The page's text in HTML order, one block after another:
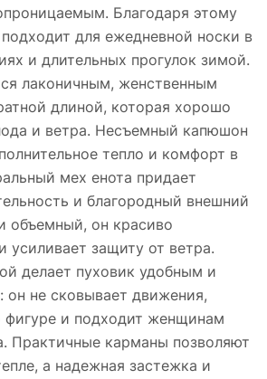
Благодаря этому
для ежедневной носки в
и длительных прогулок зимой.
лаконичным, женственным
длиной, которая хорошо
и ветра. Несъемный капюшон
тепло и комфорт в
мех енота придает
и благородный внешний
объемный, он красиво
усиливает защиту от ветра.
делает пуховик удобным и
он не сковывает движения,
и подходит женщинам
Практичные карманы позволяют
а надежная застежка и